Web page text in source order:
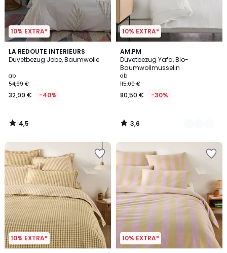
10% EXTRA*
LA REDOUTE INTERIEURS
Duvetbezug Jobe, Baumwolle
ab
54,99 €
32,99 € -40%
4,5
/ 5
4,5
/
10% EXTRA*
AM.PM
Duvetbezug Yafa, Bio-
Baumwollmusselin
ab
115,00 €
80,50 € -30%
3,6
/ 5
20
Farben
3,6
/
10% EXTRA* 10% EXTRA*